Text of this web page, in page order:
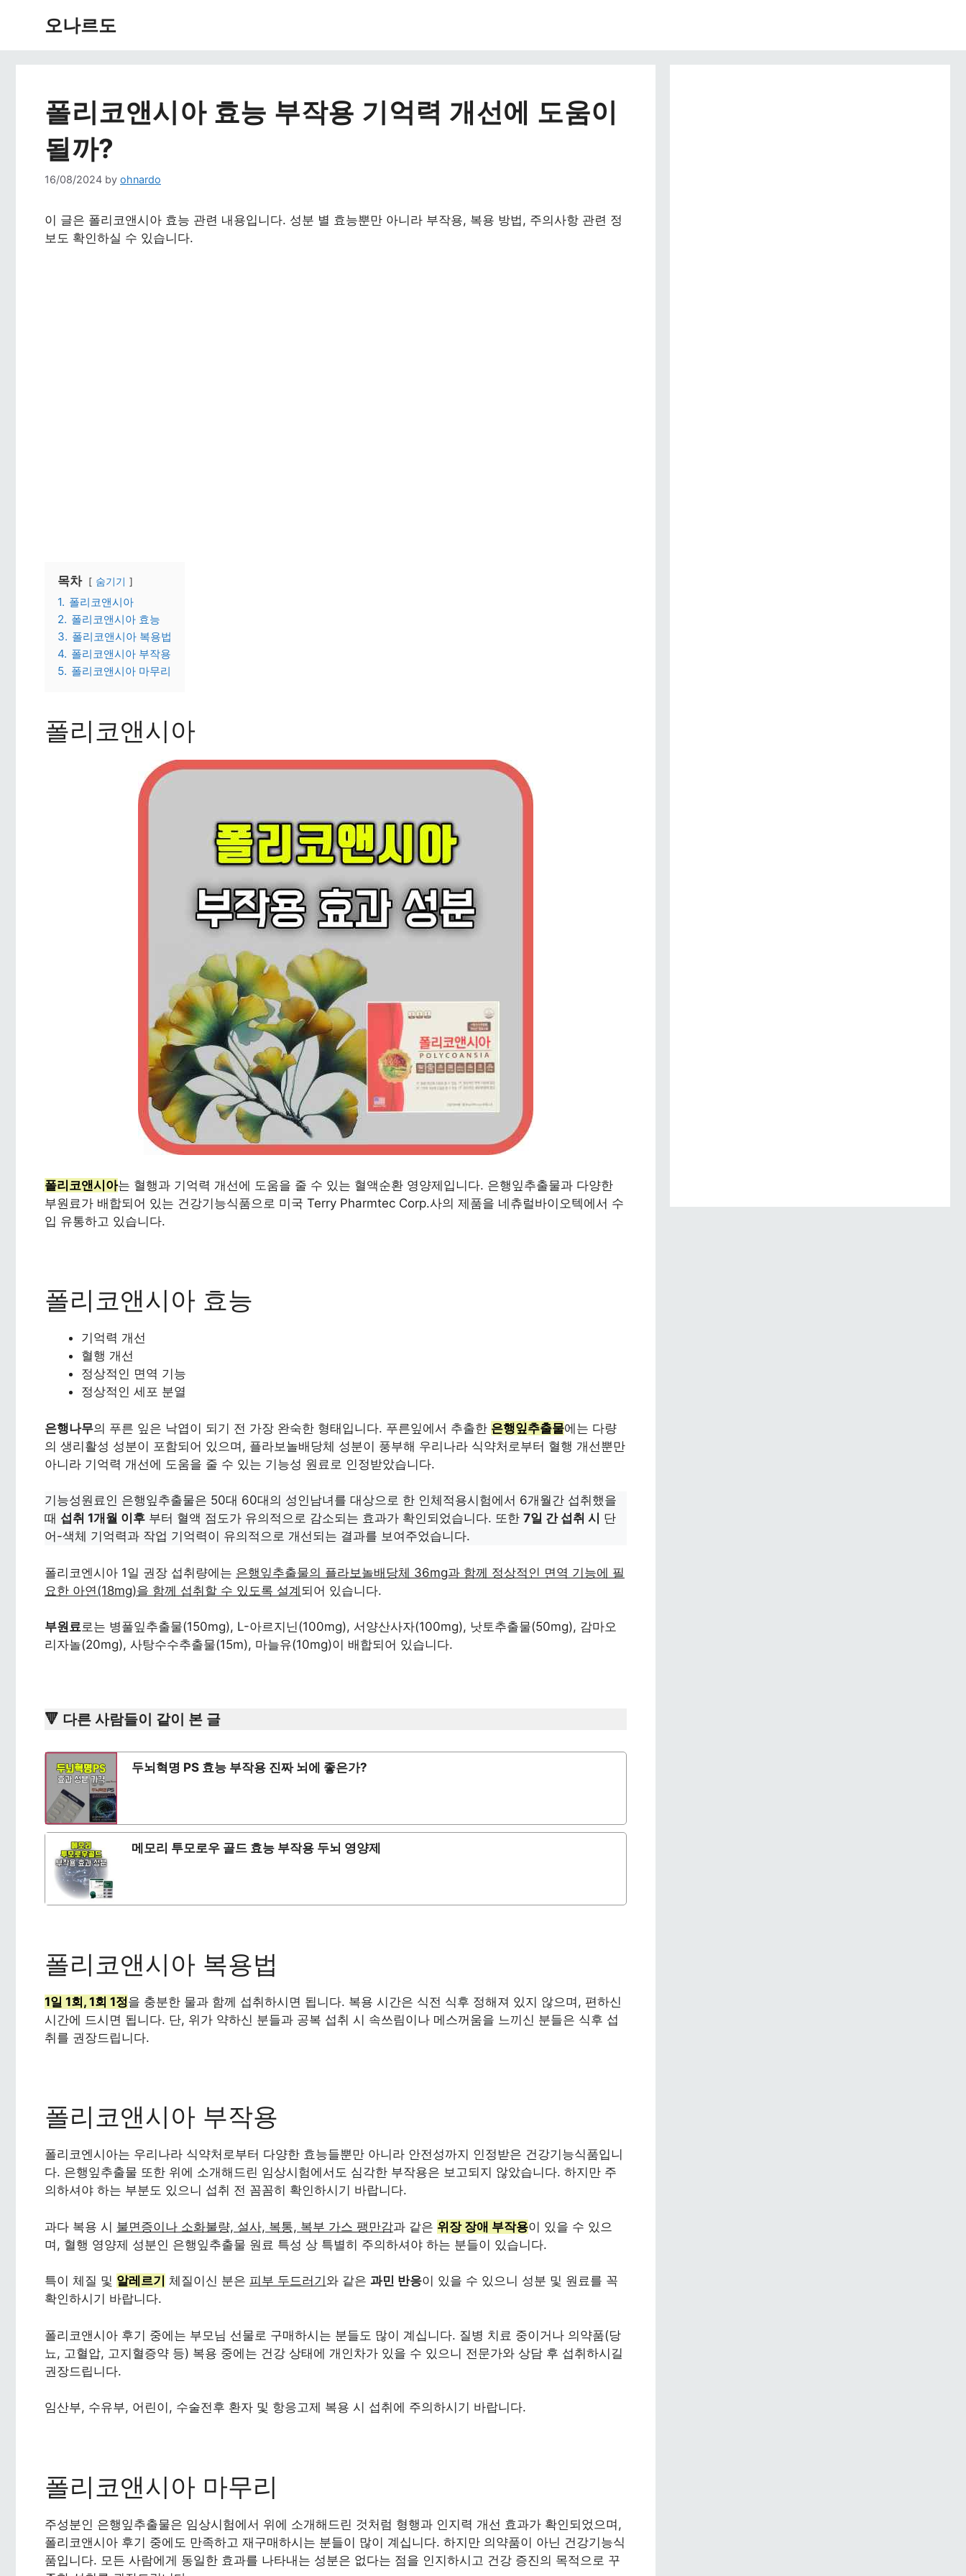
오나르도
폴리코앤시아 효능 부작용 기억력 개선에 도움이
될까?
16/08/2024 by ohnardo
이 글은 폴리코앤시아 효능 관련 내용입니다. 성분 별 효능뿐만 아니라 부작용, 복용 방법, 주의사항 관련 정
보도 확인하실 수 있습니다.
목차 숨기기
1. 폴리코앤시아
2. 폴리코앤시아 효능
3. 폴리코앤시아 복용법
4. 폴리코앤시아 부작용
5. 폴리코앤시아 마무리
폴리코앤시아
폴리코앤시아는 혈행과 기억력 개선에 도움을 줄 수 있는 혈액순환 영양제입니다. 은행잎추출물과 다양한
부원료가 배합되어 있는 건강기능식품으로 미국 Terry Pharmtec Corp.사의 제품을 네츄럴바이오텍에서 수
입 유통하고 있습니다.
폴리코앤시아 효능
기억력 개선
혈행 개선
정상적인 면역 기능
정상적인 세포 분열
은행나무의 푸른 잎은 낙엽이 되기 전 가장 완숙한 형태입니다. 푸른잎에서 추출한 은행잎추출물에는 다량
의 생리활성 성분이 포함되어 있으며, 플라보놀배당체 성분이 풍부해 우리나라 식약처로부터 혈행 개선뿐만
아니라 기억력 개선에 도움을 줄 수 있는 기능성 원료로 인정받았습니다.
기능성원료인 은행잎추출물은 50대 60대의 성인남녀를 대상으로 한 인체적용시험에서 6개월간 섭취했을
때 섭취 1개월 이후 부터 혈액 점도가 유의적으로 감소되는 효과가 확인되었습니다. 또한 7일 간 섭취 시 단
어-색체 기억력과 작업 기억력이 유의적으로 개선되는 결과를 보여주었습니다.
폴리코엔시아 1일 권장 섭취량에는 은행잎추출물의 플라보놀배당체 36mg과 함께 정상적인 면역 기능에 필
요한 아연(18mg)을 함께 섭취할 수 있도록 설계되어 있습니다.
부원료로는 병풀잎추출물(150mg), L-아르지닌(100mg), 서양산사자(100mg), 낫토추출물(50mg), 감마오
리자놀(20mg), 사탕수수추출물(15m), 마늘유(10mg)이 배합되어 있습니다.
🔻 다른 사람들이 같이 본 글
두뇌혁명 PS 효능 부작용 진짜 뇌에 좋은가?
메모리 투모로우 골드 효능 부작용 두뇌 영양제
폴리코앤시아 복용법
1일 1회, 1회 1정을 충분한 물과 함께 섭취하시면 됩니다. 복용 시간은 식전 식후 정해져 있지 않으며, 편하신
시간에 드시면 됩니다. 단, 위가 약하신 분들과 공복 섭취 시 속쓰림이나 메스꺼움을 느끼신 분들은 식후 섭
취를 권장드립니다.
폴리코앤시아 부작용
폴리코엔시아는 우리나라 식약처로부터 다양한 효능들뿐만 아니라 안전성까지 인정받은 건강기능식품입니
다. 은행잎추출물 또한 위에 소개해드린 임상시험에서도 심각한 부작용은 보고되지 않았습니다. 하지만 주
의하셔야 하는 부분도 있으니 섭취 전 꼼꼼히 확인하시기 바랍니다.
과다 복용 시 불면증이나 소화불량, 설사, 복통, 복부 가스 팽만감과 같은 위장 장애 부작용이 있을 수 있으
며, 혈행 영양제 성분인 은행잎추출물 원료 특성 상 특별히 주의하셔야 하는 분들이 있습니다.
특이 체질 및 알레르기 체질이신 분은 피부 두드러기 와 같은 과민 반응이 있을 수 있으니 성분 및 원료를 꼭
확인하시기 바랍니다.
폴리코앤시아 후기 중에는 부모님 선물로 구매하시는 분들도 많이 계십니다. 질병 치료 중이거나 의약품(당
뇨, 고혈압, 고지혈증약 등) 복용 중에는 건강 상태에 개인차가 있을 수 있으니 전문가와 상담 후 섭취하시길
권장드립니다.
임산부, 수유부, 어린이, 수술전후 환자 및 항응고제 복용 시 섭취에 주의하시기 바랍니다.
폴리코앤시아 마무리
주성분인 은행잎추출물은 임상시험에서 위에 소개해드린 것처럼 형행과 인지력 개선 효과가 확인되었으며,
폴리코앤시아 후기 중에도 만족하고 재구매하시는 분들이 많이 계십니다. 하지만 의약품이 아닌 건강기능식
품입니다. 모든 사람에게 동일한 효과를 나타내는 성분은 없다는 점을 인지하시고 건강 증진의 목적으로 꾸